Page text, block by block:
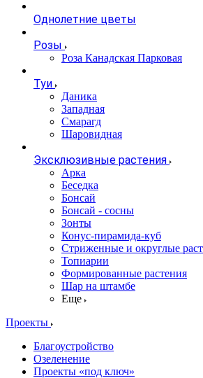
Однолетние цветы
Розы
Роза Канадская Парковая
Туи
Даника
Западная
Смарагд
Шаровидная
Эксклюзивные растения
Арка
Беседка
Бонсай
Бонсай - сосны
Зонты
Конус-пирамида-куб
Стриженные и округлые
Топиарии
Формированные растения
Шар на штамбе
Еще
Проекты
Благоустройство
Озеленение
Проекты «под ключ»